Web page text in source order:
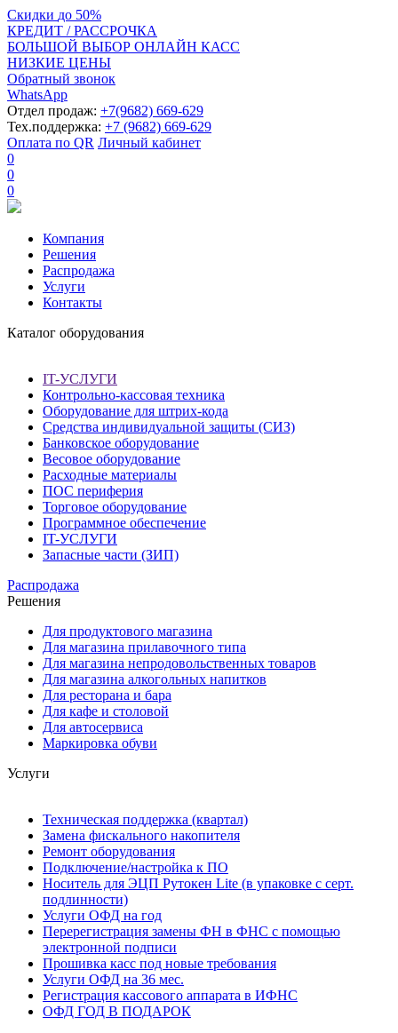
Скидки до 50%
КРЕДИТ / РАССРОЧКА
БОЛЬШОЙ ВЫБОР ОНЛАЙН КАСС
НИЗКИЕ ЦЕНЫ
Обратный звонок
WhatsApp
Отдел продаж: +7(9682) 669-629
Тех.поддержка: +7 (9682) 669-629
Оплата по QR Личный кабинет
0
0
0
Компания
Решения
Распродажа
Услуги
Контакты
Каталог оборудования
IT-УСЛУГИ
Контрольно-кассовая техника
Оборудование для штрих-кода
Средства индивидуальной защиты (СИЗ)
Банковское оборудование
Весовое оборудование
Расходные материалы
ПОС периферия
Торговое оборудование
Программное обеспечение
IT-УСЛУГИ
Запасные части (ЗИП)
Распродажа
Решения
Для продуктового магазина
Для магазина прилавочного типа
Для магазина непродовольственных товаров
Для магазина алкогольных напитков
Для ресторана и бара
Для кафе и столовой
Для автосервиса
Маркировка обуви
Услуги
Техническая поддержка (квартал)
Замена фискального накопителя
Ремонт оборудования
Подключение/настройка к ПО
Носитель для ЭЦП Рутокен Lite (в упаковке с серт.
подлинности)
Услуги ОФД на год
Перерегистрация замены ФН в ФНС с помощью
электронной подписи
Прошивка касс под новые требования
Услуги ОФД на 36 мес.
Регистрация кассового аппарата в ИФНС
ОФД ГОД В ПОДАРОК